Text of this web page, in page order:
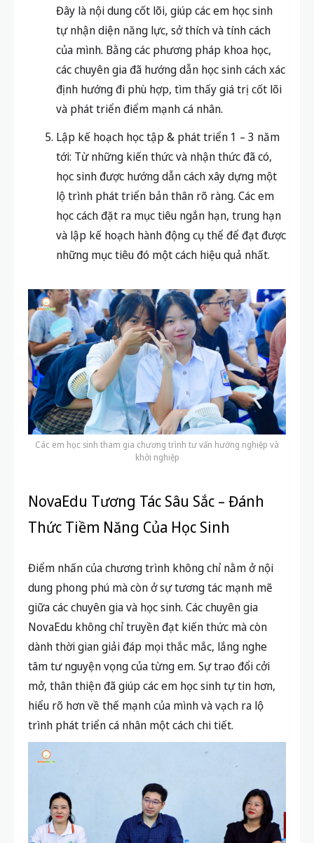
Đây là nội dung cốt lõi, giúp các em học sinh
tự nhận diện năng lực, sở thích và tính cách
của mình. Bằng các phương pháp khoa học,
các chuyên gia đã hướng dẫn học sinh cách xác
định hướng đi phù hợp, tìm thấy giá trị cốt lõi
và phát triển điểm mạnh cá nhân.
Lập kế hoạch học tập & phát triển 1 – 3 năm
tới: Từ những kiến thức và nhận thức đã có,
học sinh được hướng dẫn cách xây dựng một
lộ trình phát triển bản thân rõ ràng. Các em
học cách đặt ra mục tiêu ngắn hạn, trung hạn
và lập kế hoạch hành động cụ thể để đạt được
những mục tiêu đó một cách hiệu quả nhất.
Các em học sinh tham gia chương trình tư vấn hướng nghiệp và
khởi nghiệp
NovaEdu Tương Tác Sâu Sắc – Đánh
Thức Tiềm Năng Của Học Sinh
Điểm nhấn của chương trình không chỉ nằm ở nội
dung phong phú mà còn ở sự tương tác mạnh mẽ
giữa các chuyên gia và học sinh. Các chuyên gia
NovaEdu không chỉ truyền đạt kiến thức mà còn
dành thời gian giải đáp mọi thắc mắc, lắng nghe
tâm tư nguyện vọng của từng em. Sự trao đổi cởi
mở, thân thiện đã giúp các em học sinh tự tin hơn,
hiểu rõ hơn về thế mạnh của mình và vạch ra lộ
trình phát triển cá nhân một cách chi tiết.